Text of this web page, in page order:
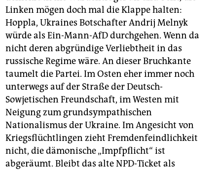
Linken mögen doch mal die Klappe halten:
Hoppla, Ukraines Botschafter Andrij Melnyk
würde als Ein-Mann-AfD durchgehen. Wenn da
nicht deren abgründige Verliebtheit in das
russische Regime wäre. An dieser Bruchkante
taumelt die Partei. Im Osten eher immer noch
unterwegs auf der Straße der Deutsch-
Sowjetischen Freundschaft, im Westen mit
Neigung zum grundsympathischen
Nationalismus der Ukraine. Im Angesicht von
Kriegsflüchtlingen zieht Fremdenfeindlichkeit
nicht, die dämonische „Impfpflicht“ ist
abgeräumt. Bleibt das alte NPD-Ticket als